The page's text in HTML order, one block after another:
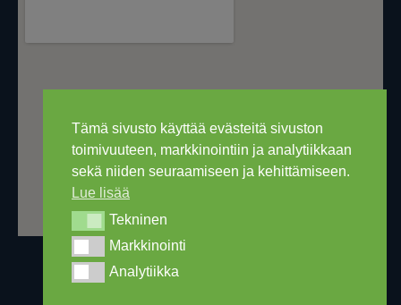
Tämä sivusto käyttää evästeitä sivuston
toimivuuteen, markkinointiin ja analytiikkaan
sekä niiden seuraamiseen ja kehittämiseen.
Lue lisää
TekninenTekninen
MarkkinointiMarkkinointi
AnalytiikkaAnalytiikka